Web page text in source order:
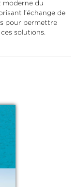
moderne du
l’échange de
pour permettre
solutions.